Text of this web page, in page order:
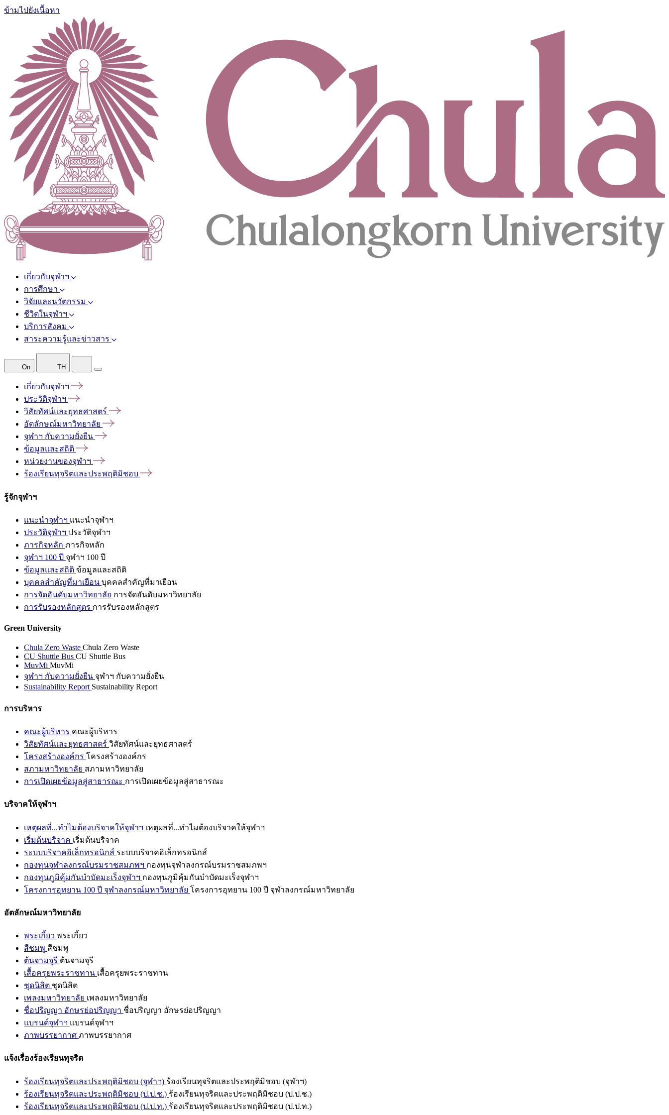
ข้ามไปยังเนื้อหา
เกี่ยวกับจุฬาฯ
การศึกษา
วิจัยและนวัตกรรม
ชีวิตในจุฬาฯ
บริการสังคม
สาระความรู้และข่าวสาร
On TH
เกี่ยวกับจุฬาฯ
ประวัติจุฬาฯ
วิสัยทัศน์และยุทธศาสตร์
อัตลักษณ์มหาวิทยาลัย
จุฬาฯ กับความยั่งยืน
ข้อมูลและสถิติ
หน่วยงานของจุฬาฯ
ร้องเรียนทุจริตและประพฤติมิชอบ
รู้จักจุฬาฯ
แนะนำจุฬาฯ แนะนำจุฬาฯ
ประวัติจุฬาฯ ประวัติจุฬาฯ
ภารกิจหลัก ภารกิจหลัก
จุฬาฯ 100 ปี จุฬาฯ 100 ปี
ข้อมูลและสถิติ ข้อมูลและสถิติ
บุคคลสำคัญที่มาเยือน บุคคลสำคัญที่มาเยือน
การจัดอันดับมหาวิทยาลัย การจัดอันดับมหาวิทยาลัย
การรับรองหลักสูตร การรับรองหลักสูตร
Green University
Chula Zero Waste Chula Zero Waste
CU Shuttle Bus CU Shuttle Bus
MuvMi MuvMi
จุฬาฯ กับความยั่งยืน จุฬาฯ กับความยั่งยืน
Sustainability Report Sustainability Report
การบริหาร
คณะผู้บริหาร คณะผู้บริหาร
วิสัยทัศน์และยุทธศาสตร์ วิสัยทัศน์และยุทธศาสตร์
โครงสร้างองค์กร โครงสร้างองค์กร
สภามหาวิทยาลัย สภามหาวิทยาลัย
การเปิดเผยข้อมูลสู่สาธารณะ การเปิดเผยข้อมูลสู่สาธารณะ
บริจาคให้จุฬาฯ
เหตุผลที่...ทำไมต้องบริจาคให้จุฬาฯ เหตุผลที่...ทำไมต้องบริจาคให้จุฬาฯ
เริ่มต้นบริจาค เริ่มต้นบริจาค
ระบบบริจาคอิเล็กทรอนิกส์ ระบบบริจาคอิเล็กทรอนิกส์
กองทุนจุฬาลงกรณ์บรมราชสมภพฯ กองทุนจุฬาลงกรณ์บรมราชสมภพฯ
กองทุนภูมิคุ้มกันบำบัดมะเร็งจุฬาฯ กองทุนภูมิคุ้มกันบำบัดมะเร็งจุฬาฯ
โครงการอุทยาน 100 ปี จุฬาลงกรณ์มหาวิทยาลัย โครงการอุทยาน 100 ปี จุฬาลงกรณ์มหาวิทยาลัย
อัตลักษณ์มหาวิทยาลัย
พระเกี้ยว พระเกี้ยว
สีชมพู สีชมพู
ต้นจามจุรี ต้นจามจุรี
เสื้อครุยพระราชทาน เสื้อครุยพระราชทาน
ชุดนิสิต ชุดนิสิต
เพลงมหาวิทยาลัย เพลงมหาวิทยาลัย
ชื่อปริญญา อักษรย่อปริญญา ชื่อปริญญา อักษรย่อปริญญา
แบรนด์จุฬาฯ แบรนด์จุฬาฯ
ภาพบรรยากาศ ภาพบรรยากาศ
แจ้งเรื่องร้องเรียนทุจริต
ร้องเรียนทุจริตและประพฤติมิชอบ (จุฬาฯ) ร้องเรียนทุจริตและประพฤติมิชอบ (จุฬาฯ)
ร้องเรียนทุจริตและประพฤติมิชอบ (ป.ป.ช.) ร้องเรียนทุจริตและประพฤติมิชอบ (ป.ป.ช.)
ร้องเรียนทุจริตและประพฤติมิชอบ (ป.ป.ท.) ร้องเรียนทุจริตและประพฤติมิชอบ (ป.ป.ท.)